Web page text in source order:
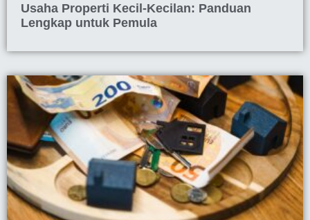
Usaha Properti Kecil-Kecilan: Panduan
Lengkap untuk Pemula